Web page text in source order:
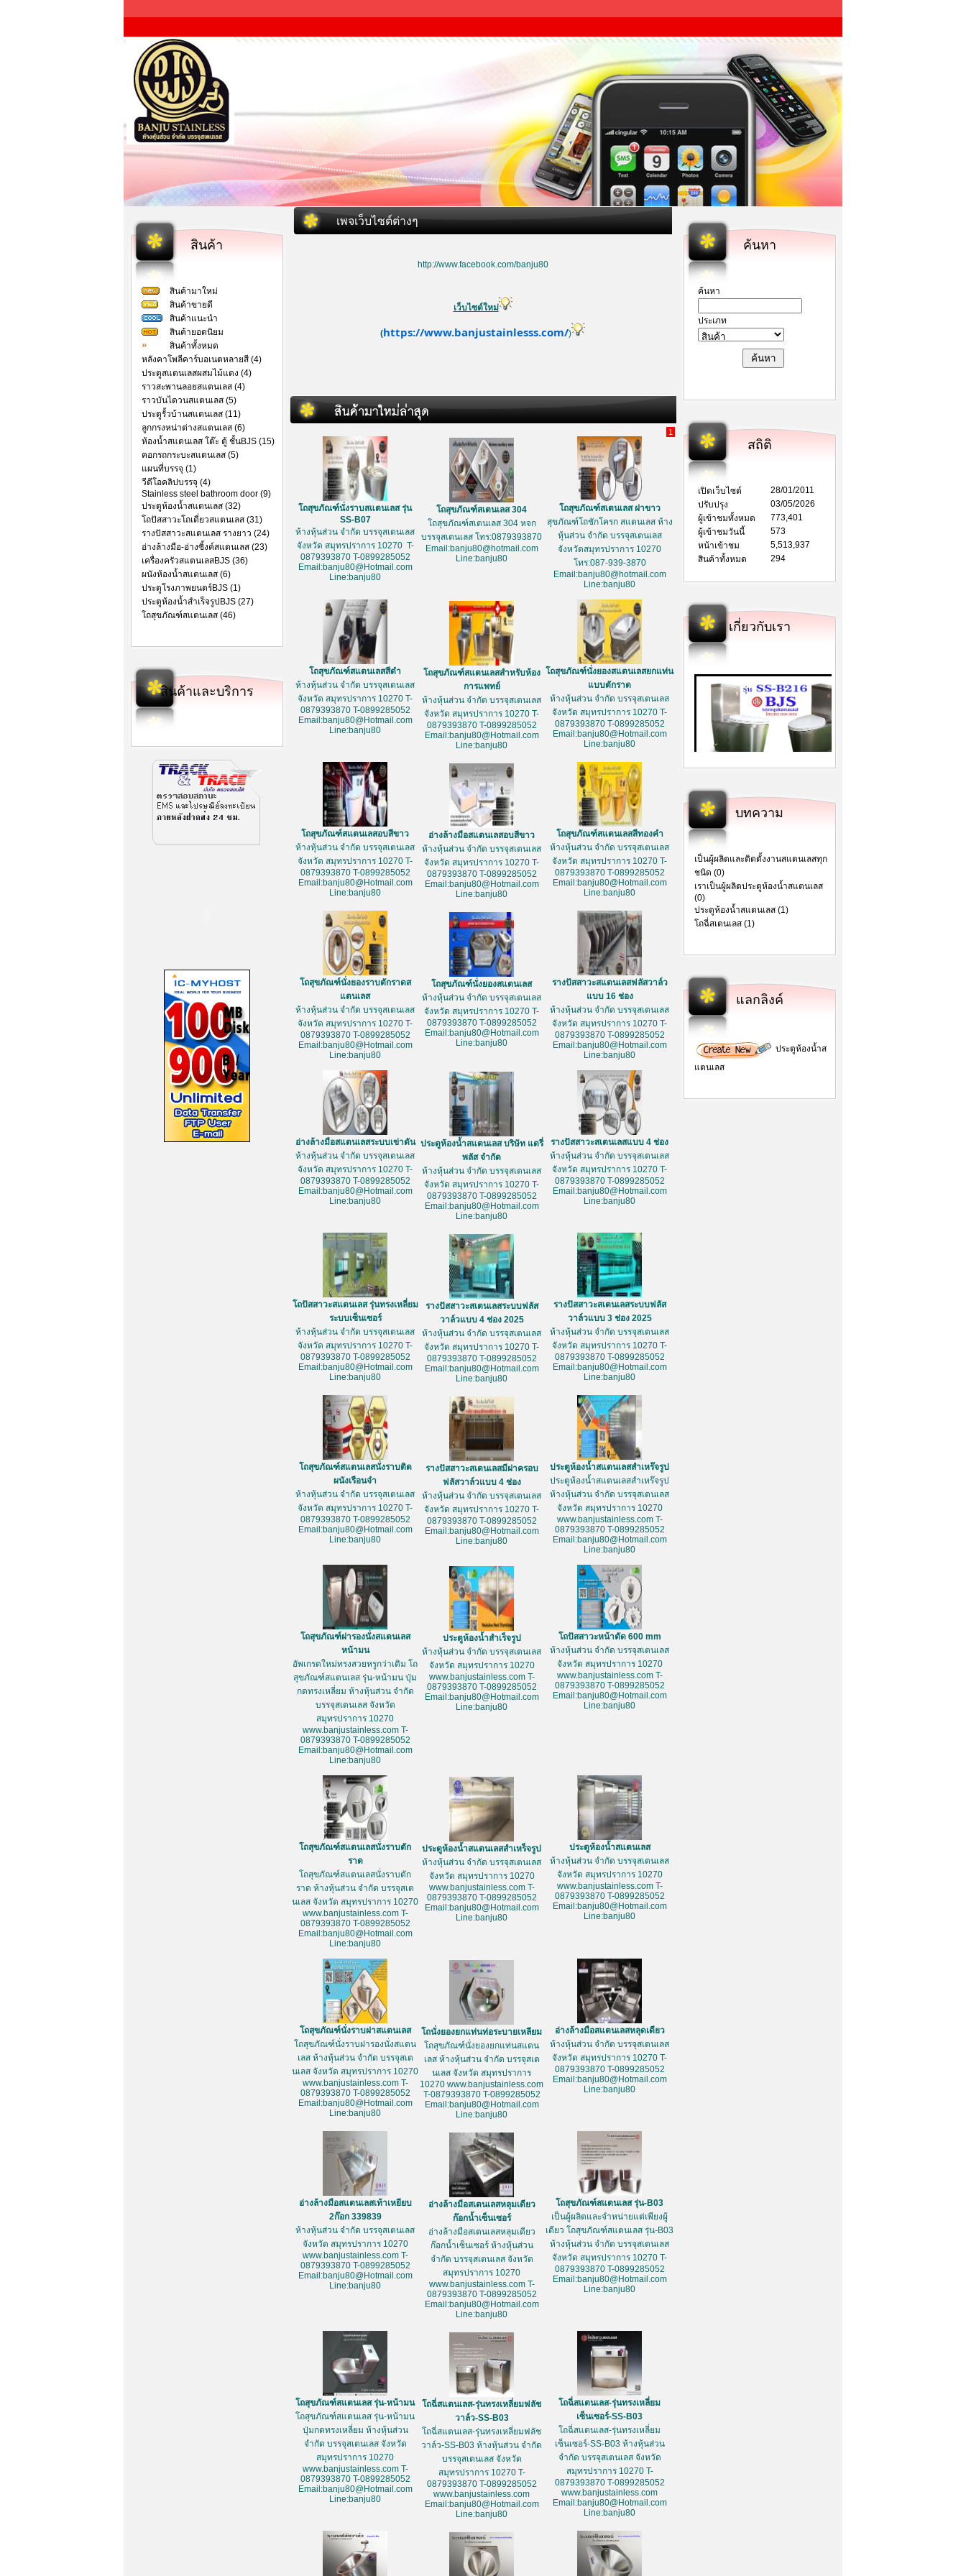
สินค้า
สินค้ามาใหม่
สินค้าขายดี
สินค้าแนะนำ
สินค้ายอดนิยม
สินค้าทั้งหมด
หลังคาโพลีคาร์บอเนตหลายสี (4)
ประตูสแตนเลสผสมไม้แดง (4)
ราวสะพานลอยสแตนเลส (4)
ราวบันไดวนสแตนเลส (5)
ประตูรั้วบ้านสแตนเลส (11)
ลูกกรงหน่าต่างสแตนเลส (6)
ห้องน้ำสแตนเลส โต๊ะ ตู้ ชั้นBJS (15)
คอกรถกระบะสแตนเลส (5)
แผนที่บรรจุ (1)
วีดีโอคลิปบรรจุ (4)
Stainless steel bathroom door (9)
ประตูห้องน้ำสแตนเลส (32)
โถปัสสาวะโถเดี่ยวสแตนเลส (31)
รางปัสสาวะสแตนเลส รางยาว (24)
อ่างล้างมือ-อ่างซิ้งค์สแตนเลส (23)
เครื่องครัวสแตนเลสBJS (36)
ผนังห้องน้ำสแตนเลส (6)
ประตูโรงภาพยนตร์BJS (1)
ประตูห้องน้ำสำเร็จรูปBJS (27)
โถสุขภัณฑ์สแตนเลส (46)
สินค้าและบริการ
เพจเว็บไซต์ต่างๆ
http://www.facebook.com/banju80
เว็บไซต์ใหม่
(https://www.banjustainlesss.com/)
1
โถสุขภัณฑ์นั่งราบสแตนเลส รุ่น
SS-B07
ห้างหุ้นส่วน จำกัด บรรจุสเตนเลส
จังหวัด สมุทรปราการ 10270 T-
0879393870 T-0899285052
Email:banju80@Hotmail.com
Line:banju80
โถสุขภัณฑ์สเตนเลส 304
โถสุขภัณฑ์สเตนเลส 304 หจก
บรรจุสเตนเลส โทร:0879393870
Email:banju80@hotmail.com
Line:banju80
โถสุขภัณฑ์สเตนเลส ฝาขาว
สุขภัณฑ์โถชักโครก สแตนเลส ห้าง
หุ้นส่วน จำกัด บรรจุสเตนเลส
จังหวัดสมุทรปราการ 10270
โทร:087-939-3870
Email:banju80@hotmail.com
Line:banju80
โถสุขภัณฑ์สแตนเลสสีดำ
ห้างหุ้นส่วน จำกัด บรรจุสเตนเลส
จังหวัด สมุทรปราการ 10270 T-
0879393870 T-0899285052
Email:banju80@Hotmail.com
Line:banju80
โถสุขภัณฑ์สแตนเลสสำหรับห้อง
การแพทย์
ห้างหุ้นส่วน จำกัด บรรจุสเตนเลส
จังหวัด สมุทรปราการ 10270 T-
0879393870 T-0899285052
Email:banju80@Hotmail.com
Line:banju80
โถสุขภัณฑ์นั่งยองสแตนเลสยกแท่น
แบบตักราด
ห้างหุ้นส่วน จำกัด บรรจุสเตนเลส
จังหวัด สมุทรปราการ 10270 T-
0879393870 T-0899285052
Email:banju80@Hotmail.com
Line:banju80
โถสุขภัณฑ์สแตนเลสอบสีขาว
ห้างหุ้นส่วน จำกัด บรรจุสเตนเลส
จังหวัด สมุทรปราการ 10270 T-
0879393870 T-0899285052
Email:banju80@Hotmail.com
Line:banju80
อ่างล้างมือสแตนเลสอบสีขาว
ห้างหุ้นส่วน จำกัด บรรจุสเตนเลส
จังหวัด สมุทรปราการ 10270 T-
0879393870 T-0899285052
Email:banju80@Hotmail.com
Line:banju80
โถสุขภัณฑ์สแตนเลสสีทองคำ
ห้างหุ้นส่วน จำกัด บรรจุสเตนเลส
จังหวัด สมุทรปราการ 10270 T-
0879393870 T-0899285052
Email:banju80@Hotmail.com
Line:banju80
โถสุขภัณฑ์นั่งยองราบตักราดส
แตนเลส
ห้างหุ้นส่วน จำกัด บรรจุสเตนเลส
จังหวัด สมุทรปราการ 10270 T-
0879393870 T-0899285052
Email:banju80@Hotmail.com
Line:banju80
โถสุขภัณฑ์นั่งยองสแตนเลส
ห้างหุ้นส่วน จำกัด บรรจุสเตนเลส
จังหวัด สมุทรปราการ 10270 T-
0879393870 T-0899285052
Email:banju80@Hotmail.com
Line:banju80
รางปัสสาวะสแตนเลสฟลัสวาล์ว
แบบ 16 ช่อง
ห้างหุ้นส่วน จำกัด บรรจุสเตนเลส
จังหวัด สมุทรปราการ 10270 T-
0879393870 T-0899285052
Email:banju80@Hotmail.com
Line:banju80
อ่างล้างมือสแตนเลสระบบเข่าดัน
ห้างหุ้นส่วน จำกัด บรรจุสเตนเลส
จังหวัด สมุทรปราการ 10270 T-
0879393870 T-0899285052
Email:banju80@Hotmail.com
Line:banju80
ประตูห้องน้ำสแตนเลส บริษัท แดรี่
พลัส จำกัด
ห้างหุ้นส่วน จำกัด บรรจุสเตนเลส
จังหวัด สมุทรปราการ 10270 T-
0879393870 T-0899285052
Email:banju80@Hotmail.com
Line:banju80
รางปัสสาวะสเตนเลสแบบ 4 ช่อง
ห้างหุ้นส่วน จำกัด บรรจุสเตนเลส
จังหวัด สมุทรปราการ 10270 T-
0879393870 T-0899285052
Email:banju80@Hotmail.com
Line:banju80
โถปัสสาวะสแตนเลส รุ่นทรงเหลี่ยม
ระบบเซ็นเซอร์
ห้างหุ้นส่วน จำกัด บรรจุสเตนเลส
จังหวัด สมุทรปราการ 10270 T-
0879393870 T-0899285052
Email:banju80@Hotmail.com
Line:banju80
รางปัสสาวะสเตนเลสระบบฟลัส
วาล์วแบบ 4 ช่อง 2025
ห้างหุ้นส่วน จำกัด บรรจุสเตนเลส
จังหวัด สมุทรปราการ 10270 T-
0879393870 T-0899285052
Email:banju80@Hotmail.com
Line:banju80
รางปัสสาวะสเตนเลสระบบฟลัส
วาล์วแบบ 3 ช่อง 2025
ห้างหุ้นส่วน จำกัด บรรจุสเตนเลส
จังหวัด สมุทรปราการ 10270 T-
0879393870 T-0899285052
Email:banju80@Hotmail.com
Line:banju80
โถสุขภัณฑ์สแตนเลสนั่งราบติด
ผนังเรือนจำ
ห้างหุ้นส่วน จำกัด บรรจุสเตนเลส
จังหวัด สมุทรปราการ 10270 T-
0879393870 T-0899285052
Email:banju80@Hotmail.com
Line:banju80
รางปัสสาวะสเตนเลสมีฝาครอบ
ฟลัสวาล์วแบบ 4 ช่อง
ห้างหุ้นส่วน จำกัด บรรจุสเตนเลส
จังหวัด สมุทรปราการ 10270 T-
0879393870 T-0899285052
Email:banju80@Hotmail.com
Line:banju80
ประตูห้องน้ำสแตนเลสสำเหร๊จรูป
ประตูห้องน้ำสแตนเลสสำเหร๊จรูป
ห้างหุ้นส่วน จำกัด บรรจุสเตนเลส
จังหวัด สมุทรปราการ 10270
www.banjustainless.com T-
0879393870 T-0899285052
Email:banju80@Hotmail.com
Line:banju80
โถสุขภัณฑ์ฝารองนั่งสแตนเลส
หน้ามน
อัพเกรดใหม่ทรงสวยหรูกว่าเดิม โถ
สุขภัณฑ์สแตนเลส รุ่น-หน้ามน ปุ่ม
กดทรงเหลี่ยม ห้างหุ้นส่วน จำกัด
บรรจุสเตนเลส จังหวัด
สมุทรปราการ 10270
www.banjustainless.com T-
0879393870 T-0899285052
Email:banju80@Hotmail.com
Line:banju80
ประตูห้องน้ำสำเร็จรูป
ห้างหุ้นส่วน จำกัด บรรจุสเตนเลส
จังหวัด สมุทรปราการ 10270
www.banjustainless.com T-
0879393870 T-0899285052
Email:banju80@Hotmail.com
Line:banju80
โถปัสสาวะหน้าตัด 600 mm
ห้างหุ้นส่วน จำกัด บรรจุสเตนเลส
จังหวัด สมุทรปราการ 10270
www.banjustainless.com T-
0879393870 T-0899285052
Email:banju80@Hotmail.com
Line:banju80
โถสุขภัณฑ์สแตนเลสนั่งราบตัก
ราด
โถสุขภัณฑ์สแตนเลสนั่งราบตัก
ราด ห้างหุ้นส่วน จำกัด บรรจุสเต
นเลส จังหวัด สมุทรปราการ 10270
www.banjustainless.com T-
0879393870 T-0899285052
Email:banju80@Hotmail.com
Line:banju80
ประตูห้องน้ำสแตนเลสสำเหร็จรูป
ห้างหุ้นส่วน จำกัด บรรจุสเตนเลส
จังหวัด สมุทรปราการ 10270
www.banjustainless.com T-
0879393870 T-0899285052
Email:banju80@Hotmail.com
Line:banju80
ประตูห้องน้ำสแตนเลส
ห้างหุ้นส่วน จำกัด บรรจุสเตนเลส
จังหวัด สมุทรปราการ 10270
www.banjustainless.com T-
0879393870 T-0899285052
Email:banju80@Hotmail.com
Line:banju80
โถสุขภัณฑ์นั่งราบฝาสแตนเลส
โถสุขภัณฑ์นั่งราบฝารองนั่งสแตน
เลส ห้างหุ้นส่วน จำกัด บรรจุสเต
นเลส จังหวัด สมุทรปราการ 10270
www.banjustainless.com T-
0879393870 T-0899285052
Email:banju80@Hotmail.com
Line:banju80
โถนั่งยองยกแท่นท่อระบายเหลียม
โถสุขภัณฑ์นั่งยองยกแท่นสแตน
เลส ห้างหุ้นส่วน จำกัด บรรจุสเต
นเลส จังหวัด สมุทรปราการ
10270 www.banjustainless.com
T-0879393870 T-0899285052
Email:banju80@Hotmail.com
Line:banju80
อ่างล้างมือสแตนเลสหลุดเดียว
ห้างหุ้นส่วน จำกัด บรรจุสเตนเลส
จังหวัด สมุทรปราการ 10270 T-
0879393870 T-0899285052
Email:banju80@Hotmail.com
Line:banju80
อ่างล้างมือสแตนเลสเท้าเหยียบ
2ก๊อก 339839
ห้างหุ้นส่วน จำกัด บรรจุสเตนเลส
จังหวัด สมุทรปราการ 10270
www.banjustainless.com T-
0879393870 T-0899285052
Email:banju80@Hotmail.com
Line:banju80
อ่างล้างมือสเตนเลสหลุมเดียว
ก๊อกน้ำเซ็นเซอร์
อ่างล้างมือสเตนเลสหลุมเดียว
ก๊อกน้ำเซ็นเซอร์ ห้างหุ้นส่วน
จำกัด บรรจุสเตนเลส จังหวัด
สมุทรปราการ 10270
www.banjustainless.com T-
0879393870 T-0899285052
Email:banju80@Hotmail.com
Line:banju80
โถสุขภัณฑ์สแตนเลส รุ่น-B03
เป็นผู้ผลิตและจำหน่ายแต่เพียงผู้
เดียว โถสุขภัณฑ์สแตนเลส รุ่น-B03
ห้างหุ้นส่วน จำกัด บรรจุสเตนเลส
จังหวัด สมุทรปราการ 10270 T-
0879393870 T-0899285052
Email:banju80@Hotmail.com
Line:banju80
โถสุขภัณฑ์สแตนเลส รุ่น-หน้ามน
โถสุขภัณฑ์สแตนเลส รุ่น-หน้ามน
ปุ่มกดทรงเหลี่ยม ห้างหุ้นส่วน
จำกัด บรรจุสเตนเลส จังหวัด
สมุทรปราการ 10270
www.banjustainless.com T-
0879393870 T-0899285052
Email:banju80@Hotmail.com
Line:banju80
โถฉี่สแตนเลส-รุ่นทรงเหลี่ยมฟลัช
วาล์ว-SS-B03
โถฉี่สแตนเลส-รุ่นทรงเหลี่ยมฟลัช
วาล์ว-SS-B03 ห้างหุ้นส่วน จำกัด
บรรจุสเตนเลส จังหวัด
สมุทรปราการ 10270 T-
0879393870 T-0899285052
www.banjustainless.com
Email:banju80@Hotmail.com
Line:banju80
โถฉี่สแตนเลส-รุ่นทรงเหลี่ยม
เซ็นเซอร์-SS-B03
โถฉี่สแตนเลส-รุ่นทรงเหลี่ยม
เซ็นเซอร์-SS-B03 ห้างหุ้นส่วน
จำกัด บรรจุสเตนเลส จังหวัด
สมุทรปราการ 10270 T-
0879393870 T-0899285052
www.banjustainless.com
Email:banju80@Hotmail.com
Line:banju80
ค้นหา
ค้นหา
ประเภท
สถิติ
เปิดเว็บไซต์
28/01/2011
ปรับปรุง
03/05/2026
ผู้เข้าชมทั้งหมด
773,401
ผู้เข้าชมวันนี้
573
หน้าเข้าชม
5,513,937
สินค้าทั้งหมด
294
เกี่ยวกับเรา
บทความ
เป็นผู้ผลิตและติดตั้งงานสแตนเลสทุก
ชนิด (0)
เราเป็นผู้ผลิตประตูห้องน้ำสแตนเลส
(0)
ประตูห้องน้ำสแตนเลส (1)
โถฉี่สเตนเลส (1)
แลกลิงค์
ประตูห้องน้ำส
แตนเลส